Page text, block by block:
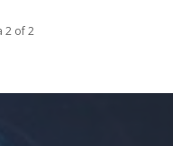
2 of 2